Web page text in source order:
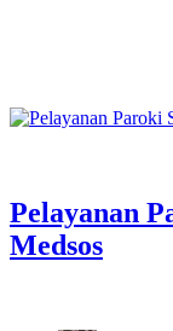
Pelayanan
Medsos